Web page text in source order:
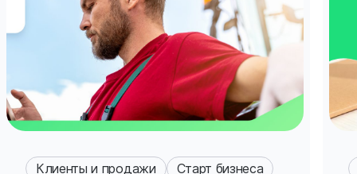
Клиенты и продажи Старт бизнеса